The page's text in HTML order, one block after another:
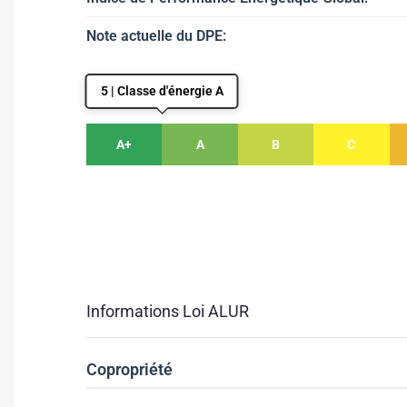
Note actuelle du DPE:
A+
5 | Classe d'énergie A
A B C
Informations Loi ALUR
Copropriété